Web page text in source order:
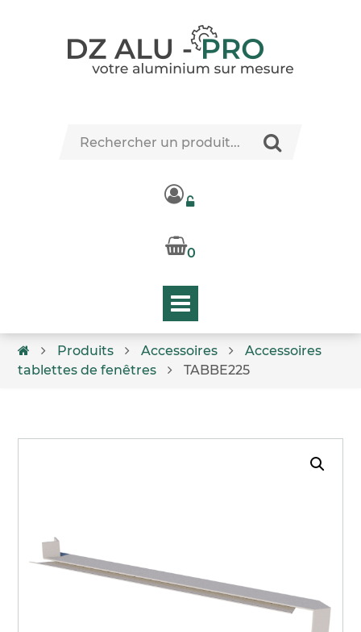
0
Produits Accessoires
Accessoires
tablettes de fenêtres
TABBE225